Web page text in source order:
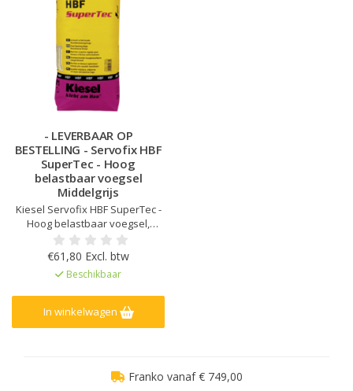
- LEVERBAAR OP
BESTELLING - Servofix HBF
SuperTec - Hoog
belastbaar voegsel
Middelgrijs
Kiesel Servofix HBF SuperTec -
Hoog belastbaar voegsel,
Snelhardend, Hoge
mechanische sterkte en
slijtvastheid, Vorstbestendig,
Voor binnen, buiten en onder
water, Bestand tegen
strooizout, Verhoogde
weerstand tegen zuren en
€61,80 Excl. btw
Beschikbaar
In winkelwagen
Franko vanaf € 749,00